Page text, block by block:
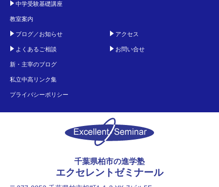
中学受験基礎講座
教室案内
ブログ／お知らせ アクセス
よくあるご相談 お問い合せ
新・主宰のブログ
私立中高リンク集
プライバシーポリシー
千葉県柏市の進学塾
エクセレントゼミナール